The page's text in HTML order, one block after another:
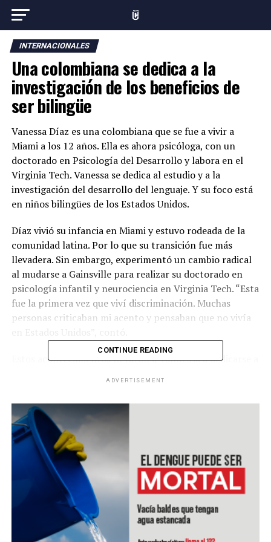
INTERNACIONALES
Una colombiana se dedica a la
investigación de los beneficios de
ser bilingüe
Vanessa Díaz es una colombiana que se fue a vivir a
Miami a los 12 años. Ella es ahora psicóloga, con un
doctorado en Psicología del Desarrollo y labora en el
Virginia Tech. Vanessa se dedica al estudio y a la
investigación del desarrollo del lenguaje. Y su foco está
en niños bilingües de los Estados Unidos.
Díaz vivió su infancia en Miami y estuvo rodeada de la
comunidad latina. Por lo que su transición fue más
llevadera. Sin embargo, experimentó un cambio radical
al mudarse a Gainsville para realizar su doctorado en
psicología infantil y neurociencia en Virginia Tech. “Esta
fue la primera vez que viví discriminación. Muchas
personas criticaban mi acento y pensaban que no vivía
Estos acontecimientos llevaron a Vannessa a dedicarse a
negativo en torno a los niños que hablan dos idiomas.
“Mucha gente piensa que los niños bilingües tienen
retraso cuando realmente lo que necesitan es un apoyo
en particular. En el desarrollo del lenguaje, los niños
tienen una capacidad limitada. Al año y medio de edad
tienen una capacidad de decir 50 palabras. Si les haces
una prueba de lenguaje a este niño en inglés, sabrá 25
palabras porque las otras 25 las conoce en español.
Entonces inmediatamente la persona dirá que tiene un
CONTINUE READING
ADVERTISEMENT